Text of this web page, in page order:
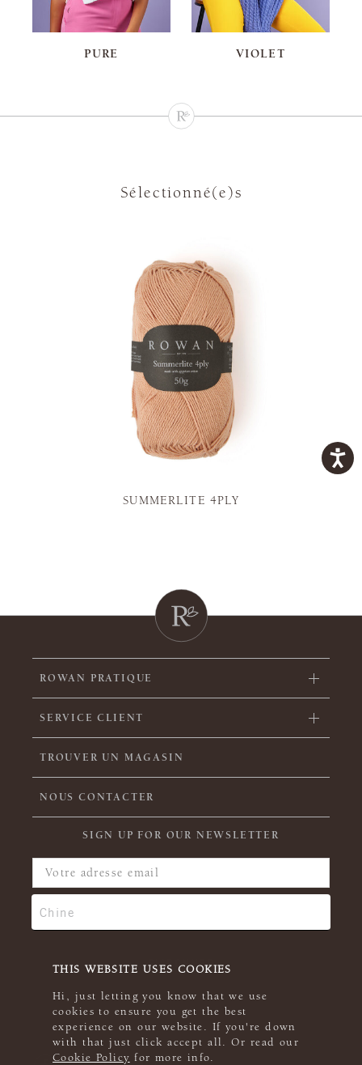
THIS WEBSITE USES COOKIES
Hi, just letting you know that we use
cookies to ensure you get the best
experience on our website. If you're down
with that just click accept all. Or read our
Cookie Policy for more info.
PURE VIOLET
Sélectionné(e)s
SUMMERLITE 4PLY
ROWAN PRATIQUE
SERVICE CLIENT
TROUVER UN MAGASIN
NOUS CONTACTER
SIGN UP FOR OUR NEWSLETTER